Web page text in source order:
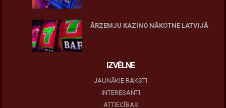
ĀRZEMJU KAZINO NĀKOTNE LATVIJĀ
IZVĒLNE
JAUNĀKIE RAKSTI
INTERESANTI
ATTIECĪBAS